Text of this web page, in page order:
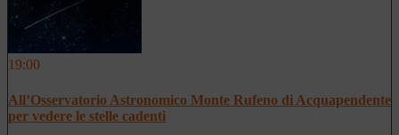
19:00
All’Osservatorio Astronomico Monte Rufeno di Acquapendente
per vedere le stelle cadenti